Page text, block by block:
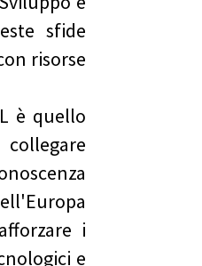
sfide
risorse
è quello
i
e